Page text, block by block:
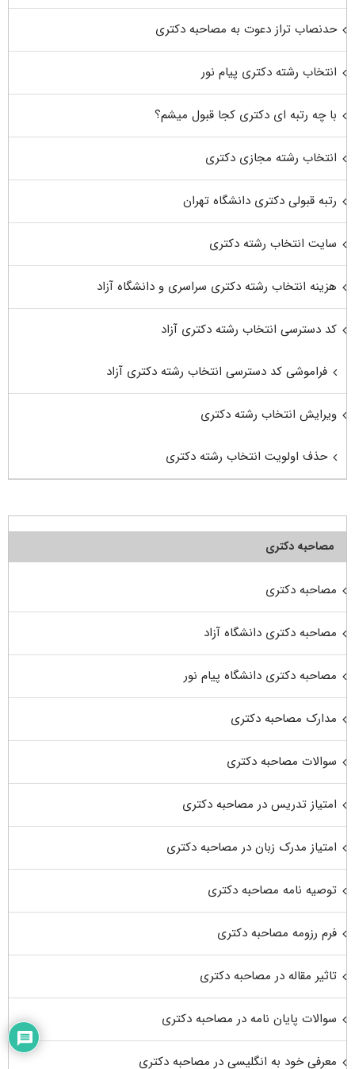
حدنصاب تراز دعوت به مصاحبه دکتری
انتخاب رشته دکتری پیام نور
با چه رتبه ای دکتری کجا قبول میشم؟
انتخاب رشته مجازی دکتری
رتبه قبولی دکتری دانشگاه تهران
سایت انتخاب رشته دکتری
هزینه انتخاب رشته دکتری سراسری و دانشگاه آزاد
کد دسترسی انتخاب رشته دکتری آزاد
فراموشی کد دسترسی انتخاب رشته دکتری آزاد
ویرایش انتخاب رشته دکتری
حذف اولویت انتخاب رشته دکتری
مصاحبه دکتری
مصاحبه دکتری
مصاحبه دکتری دانشگاه آزاد
مصاحبه دکتری دانشگاه پیام نور
مدارک مصاحبه دکتری
سوالات مصاحبه دکتری
امتیاز تدریس در مصاحبه دکتری
امتیاز مدرک زبان در مصاحبه دکتری
توصیه نامه مصاحبه دکتری
فرم رزومه مصاحبه دکتری
تاثیر مقاله در مصاحبه دکتری
سوالات پایان نامه در مصاحبه دکتری
معرفی خود به انگلیسی در مصاحبه دکتری